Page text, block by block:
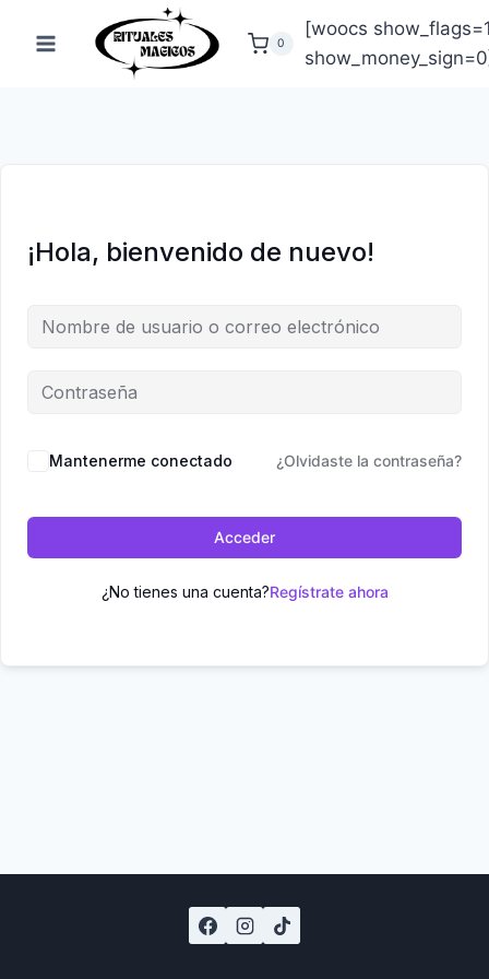
0
[woocs
¡Hola, bienvenido de nuevo!
Mantenerme conectado ¿Olvidaste la contraseña?
Acceder
¿No tienes una cuenta?Regístrate ahora